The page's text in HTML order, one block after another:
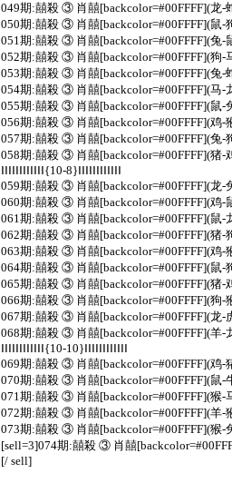
049期:囍殺 ③ 肖囍[backcolor=#00FFFF](龙
050期:囍殺 ③ 肖囍[backcolor=#00FFFF](鼠
051期:囍殺 ③ 肖囍[backcolor=#00FFFF](兔
052期:囍殺 ③ 肖囍[backcolor=#00FFFF](狗
053期:囍殺 ③ 肖囍[backcolor=#00FFFF](兔
054期:囍殺 ③ 肖囍[backcolor=#00FFFF](马
055期:囍殺 ③ 肖囍[backcolor=#00FFFF](鼠
056期:囍殺 ③ 肖囍[backcolor=#00FFFF](鸡
057期:囍殺 ③ 肖囍[backcolor=#00FFFF](兔
058期:囍殺 ③ 肖囍[backcolor=#00FFFF](猪
ⅠⅠⅠⅠⅠⅠⅠⅠⅠⅠⅠⅠ{10-8}ⅠⅠⅠⅠⅠⅠⅠⅠⅠⅠⅠⅠ
059期:囍殺 ③ 肖囍[backcolor=#00FFFF](龙
060期:囍殺 ③ 肖囍[backcolor=#00FFFF](鸡
061期:囍殺 ③ 肖囍[backcolor=#00FFFF](鼠
062期:囍殺 ③ 肖囍[backcolor=#00FFFF](猪
063期:囍殺 ③ 肖囍[backcolor=#00FFFF](鸡
064期:囍殺 ③ 肖囍[backcolor=#00FFFF](鼠
065期:囍殺 ③ 肖囍[backcolor=#00FFFF](猪
066期:囍殺 ③ 肖囍[backcolor=#00FFFF](狗
067期:囍殺 ③ 肖囍[backcolor=#00FFFF](龙
068期:囍殺 ③ 肖囍[backcolor=#00FFFF](羊
ⅠⅠⅠⅠⅠⅠⅠⅠⅠⅠⅠⅠ{10-10}ⅠⅠⅠⅠⅠⅠⅠⅠⅠⅠⅠⅠ
069期:囍殺 ③ 肖囍[backcolor=#00FFFF](鸡
070期:囍殺 ③ 肖囍[backcolor=#00FFFF](鼠
071期:囍殺 ③ 肖囍[backcolor=#00FFFF](猴
072期:囍殺 ③ 肖囍[backcolor=#00FFFF](羊
073期:囍殺 ③ 肖囍[backcolor=#00FFFF](猴
[sell=3]074期:囍殺 ③ 肖囍
[/ sell]